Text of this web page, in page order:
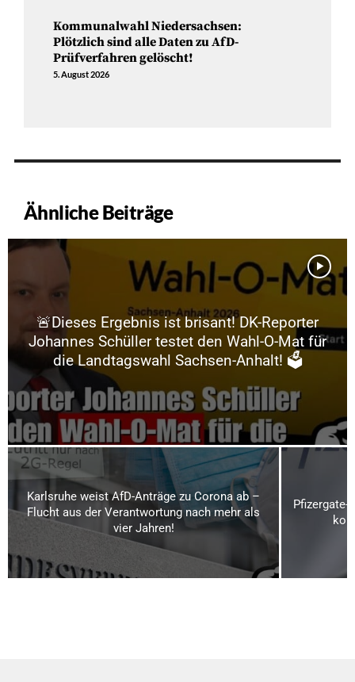
Kommunalwahl Niedersachsen:
Plötzlich sind alle Daten zu AfD-
Prüfverfahren gelöscht!
5. August 2026
Ähnliche Beiträge
🚨Dieses Ergebnis ist brisant! DK-Reporter
Johannes Schüller testet den Wahl-O-Mat für
die Landtagswahl Sachsen-Anhalt! 🗳️
Karlsruhe weist AfD-Anträge zu Corona ab –
Flucht aus der Verantwortung nach mehr als
vier Jahren!
Pfizergate-